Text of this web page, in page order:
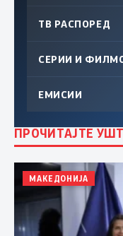
ТВ РАСПОРЕД
СЕРИИ И
ЕМИСИИ
ПРОЧИТАЈТЕ
МАКЕДОНИЈА